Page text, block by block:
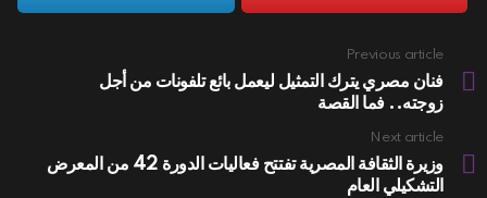
more
Previous article
فنان مصري يترك التمثيل ليعمل بائع تلفونات من أجل
زوجته.. فما القصة
Next article
وزيرة الثقافة المصرية تفتتح فعاليات الدورة 42 من المعرض
التشكيلي العام